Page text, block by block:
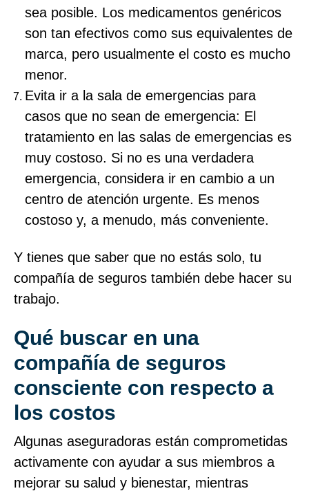
sea posible. Los medicamentos genéricos
son tan efectivos como sus equivalentes de
marca, pero usualmente el costo es mucho
menor.
Evita ir a la sala de emergencias para
casos que no sean de emergencia: El
tratamiento en las salas de emergencias es
muy costoso. Si no es una verdadera
emergencia, considera ir en cambio a un
centro de atención urgente. Es menos
costoso y, a menudo, más conveniente.
Y tienes que saber que no estás solo, tu
compañía de seguros también debe hacer su
trabajo.
Qué buscar en una
compañía de seguros
consciente con respecto a
los costos
Algunas aseguradoras están comprometidas
activamente con ayudar a sus miembros a
mejorar su salud y bienestar, mientras